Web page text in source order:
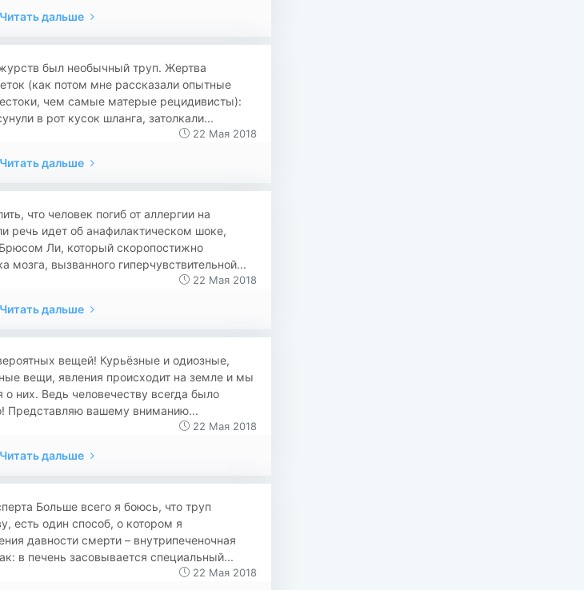
Читать дальше
был необычный труп. Жертва
(как потом мне рассказали опытные
чем самые матерые рецидивисты):
в рот кусок шланга, затолкали...
22 Мая 2018
Читать дальше
что человек погиб от аллергии на
речь идет об анафилактическом шоке,
Ли, который скоропостижно
мозга, вызванного гиперчувствительной...
22 Мая 2018
Читать дальше
вещей! Курьёзные и одиозные,
вещи, явления происходит на земле и мы
них. Ведь человечеству всегда было
Представляю вашему вниманию...
22 Мая 2018
Читать дальше
Больше всего я боюсь, что труп
есть один способ, о котором я
давности смерти – внутрипеченочная
в печень засовывается специальный...
22 Мая 2018